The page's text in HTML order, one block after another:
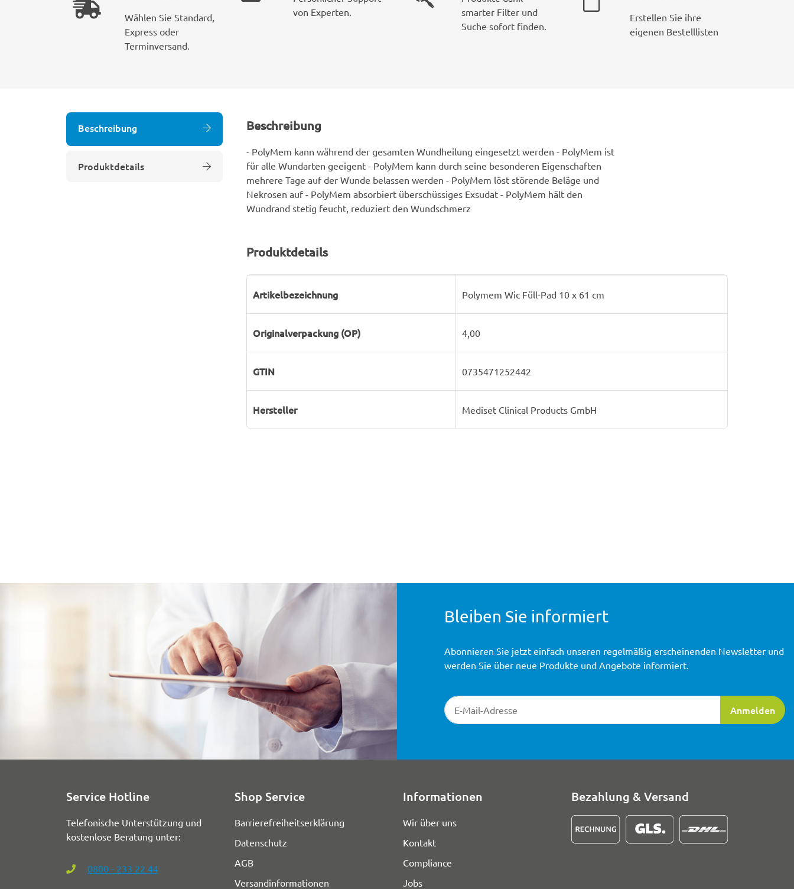
Wählen Sie Standard,
Express oder
Terminversand.
von Experten.
smarter Filter und
Suche sofort finden.
Erstellen Sie ihre
eigenen Bestelllisten
Beschreibung
Produktdetails
Beschreibung
- PolyMem kann während der gesamten Wundheilung eingesetzt werden - PolyMem ist
für alle Wundarten geeigent - PolyMem kann durch seine besonderen Eigenschaften
mehrere Tage auf der Wunde belassen werden - PolyMem löst störende Beläge und
Nekrosen auf - PolyMem absorbiert überschüssiges Exsudat - PolyMem hält den
Wundrand stetig feucht, reduziert den Wundschmerz
Produktdetails
Artikelbezeichnung Polymem Wic Füll-Pad 10 x 61 cm
Originalverpackung (OP) 4,00
GTIN 0735471252442
Hersteller Mediset Clinical Products GmbH
Bleiben Sie informiert
Newsletter-Registrierung
Anmelden
Abonnieren Sie jetzt einfach unseren regelmäßig erscheinenden Newsletter und
werden Sie über neue Produkte und Angebote informiert.
Service Hotline
Telefonische Unterstützung und
kostenlose Beratung unter:
0800 - 233 22 44
Shop Service
Barrierefreiheitserklärung
Datenschutz
AGB
Versandinformationen
Informationen
Wir über uns
Kontakt
Compliance
Jobs
Bezahlung & Versand